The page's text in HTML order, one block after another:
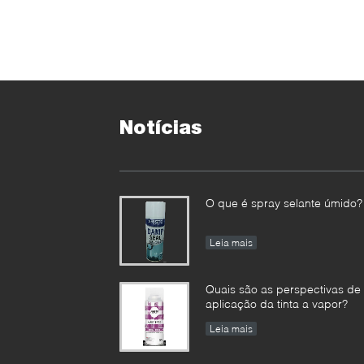
Notícias
O que é spray selante úmido?
Leia mais
Quais são as perspectivas de
aplicação da tinta a vapor?
Leia mais